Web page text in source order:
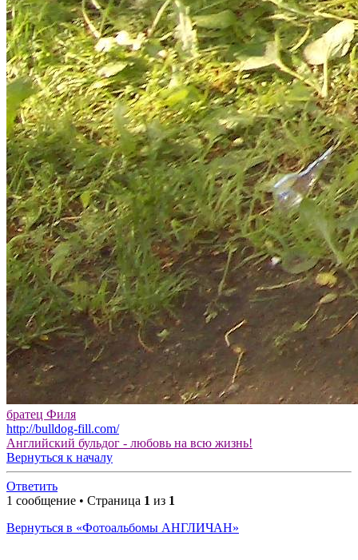
братец Филя
http://bulldog-fill.com/
Английский бульдог - любовь на всю жизнь!
Вернуться к началу
Ответить
1 сообщение • Страница 1 из 1
Вернуться в «Фотоальбомы АНГЛИЧАН»